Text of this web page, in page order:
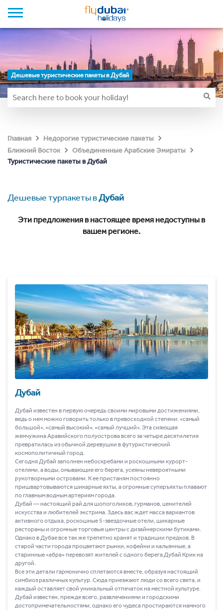
Дешевые туристические пакеты в Дубай
Главная
Недорогие туристические пакеты
Ближний Восток
Объединенные Арабские Эмираты
Туристические пакеты в Дубай
Дешевые турпакеты вДубай
Эти предложения в настоящее время недоступны в
вашем регионе.
Дубай
Дубай известен в первую очередь своими мировыми достижениями,
ведь о нем можно говорить только в превосходной степени: «самый
большой», «самый высокий», «самый лучший». Эта сияющая
жемчужина Аравийского полуострова всего за четыре десятилетия
превратилась из обычной деревушки в футуристический
космополитичный город.
Сегодня Дубай заполнен небоскребами и роскошными курорт-
отелями, а воды, омывающие его берега, усеяны невероятными
рукотворными островами. К ее пристаням постоянно
пришвартовываются шикарные яхты, а огромные суперъяхты плавают
по главным водным артериям города.
Дубай ― настоящий рай для шопоголиков, гурманов, ценителей
искусства и любителей экстрима. Здесь вас ждет масса вариантов
активного отдыха, роскошные 5-звездочные отели, шикарные
рестораны и огромные торговые центры с дизайнерскими бутиками.
Однако в Дубае все так же трепетно хранят и традиции предков. В
старой части города процветают рынки, кофейни и кальянные, а
старинные «абра» перевозят жителей с одного берега Дубай Крик на
другой.
Все эти детали гармонично сплетаются вместе, образуя настоящий
симбиоз различных культур. Сюда приезжают люди со всего света, и
каждый оставляет свой уникальный отпечаток на местной культуре.
Дубай известен, прежде всего, развлечениями и городскими
достопримечательностями, однако его чудеса простираются намного